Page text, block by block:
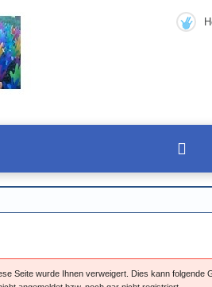
Seite wurde Ihnen verweigert. Dies kann folgende